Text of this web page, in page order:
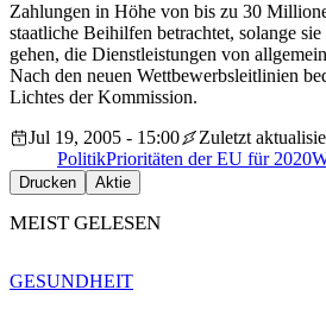
Zahlungen in Höhe von bis zu 30
staatliche Beihilfen betrachtet, solange
gehen, die Dienstleistungen von
Nach den neuen Wettbewerbsleitlinien
Lichtes der Kommission.
Jul 19, 2005 - 15:00
Zuletzt
PolitikPrioritäten der EU für 2020
Drucken Aktie
MEIST GELESEN
GESUNDHEIT